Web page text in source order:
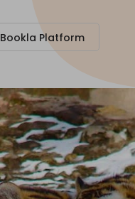
Bookla Platform